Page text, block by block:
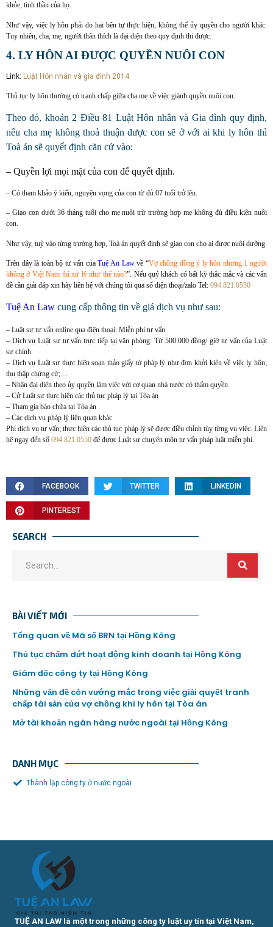
khỏe, tinh thần của họ.
Như vậy, việc ly hôn phải do hai bên tự thực hiện, không thể ủy quyền cho người khác.
Tuy nhiên, cha, mẹ, người thân thích là đại diện theo quy định thi được.
4. LY HÔN AI ĐƯỢC QUYỀN NUÔI CON
Link: Luật Hôn nhân và gia đình 2014
Thủ tục ly hôn thường có tranh chấp giữa cha mẹ về việc giành quyền nuôi con.
Theo đó, khoản 2 Điều 81 Luật Hôn nhân và Gia đình quy định,
nếu cha mẹ không thoả thuận được con sẽ ở với ai khi ly hôn thì
Toà án sẽ quyết định căn cứ vào:
– Quyền lợi mọi mặt của con để quyết định.
– Có tham khảo ý kiến, nguyện vọng của con từ đủ 07 tuổi trở lên.
– Giao con dưới 36 tháng tuổi cho mẹ nuôi trừ trường hợp mẹ không đủ điều kiện nuôi
con.
Như vậy, tuỳ vào từng trường hợp, Toà án quyết định sẽ giao con cho ai được nuôi dưỡng.
Trên đây là toàn bộ tư vấn củaTuệ An Lawvề “Vợ chồng đồng ý ly hôn nhưng 1 người
không ở Việt Nam thì xử lý như thế nào?”. Nếu quý khách có bất kỳ thắc mắc và các vấn
đề cần giải đáp xin hãy liên hệ với chúng tôi qua số điện thoại/zalo Tel: 094.821.0550
Tuệ An Law cung cấp thông tin về giá dịch vụ như sau:
– Luật sư tư vấn online qua điện thoại: Miễn phí tư vấn
– Dịch vụ Luật sư tư vấn trực tiếp tại văn phòng: Từ 500.000 đồng/ giờ tư vấn của Luật
sư chính.
– Dịch vụ Luật sư thực hiện soạn thảo giấy tờ pháp lý như đơn khởi kiện về việc ly hôn;
thu thập chứng cứ;…
– Nhận đại diện theo ủy quyền làm việc với cơ quan nhà nước có thẩm quyền
– Cử Luật sư thực hiện các thủ tục pháp lý tại Tòa án
– Tham gia bào chữa tại Tòa án
– Các dịch vụ pháp lý liên quan khác
Phí dịch vụ tư vấn; thực hiện các thủ tục pháp lý sẽ được điều chỉnh tùy từng vụ việc. Liên
hệ ngay đến số 094.821.0550 để được Luật sư chuyên môn tư vấn pháp luật miễn phí.
FACEBOOK TWITTER LINKEDIN
PINTEREST
SEARCH
BÀI VIẾT MỚI
Tổng quan về Mã số BRN tại Hồng Kông
Thủ tục chấm dứt hoạt động kinh doanh tại Hồng Kông
Giám đốc công ty tại Hồng Kông
Những vấn đề còn vướng mắc trong việc giải quyết tranh
chấp tài sản của vợ chồng khi ly hôn tại Tòa án
Mở tài khoản ngân hàng nước ngoài tại Hồng Kông
DANH MỤC
Thành lập công ty ở nước ngoài
TUỆ AN LAW là một trong những công ty luật uy tín tại Việt Nam,